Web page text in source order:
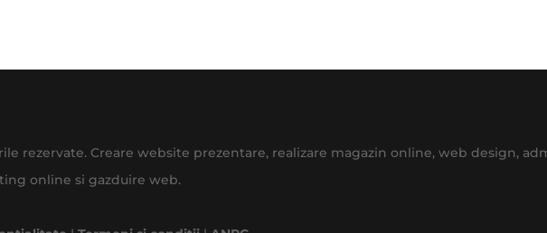
rezervate. Creare website prezentare, realizare magazin online, web design,
online si gazduire web.